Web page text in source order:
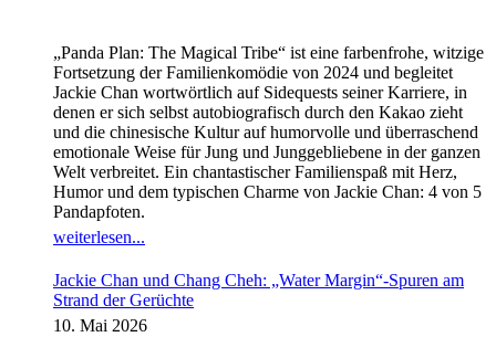
„Panda Plan: The Magical Tribe“ ist eine farbenfrohe, witzige
Fortsetzung der Familienkomödie von 2024 und begleitet
Jackie Chan wortwörtlich auf Sidequests seiner Karriere, in
denen er sich selbst autobiografisch durch den Kakao zieht
und die chinesische Kultur auf humorvolle und überraschend
emotionale Weise für Jung und Junggebliebene in der ganzen
Welt verbreitet. Ein chantastischer Familienspaß mit Herz,
Humor und dem typischen Charme von Jackie Chan: 4 von 5
Pandapfoten.
weiterlesen...
Jackie Chan und Chang Cheh: „Water Margin“-Spuren am
Strand der Gerüchte
10. Mai 2026